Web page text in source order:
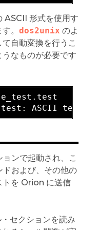
ASCII 形式を使用す
。 dos2unix のよ
自動変換を行うこ
なものが必要です
t:
ンで起動され、こ
および、その他の
トを Orion に送信
セクションを読み